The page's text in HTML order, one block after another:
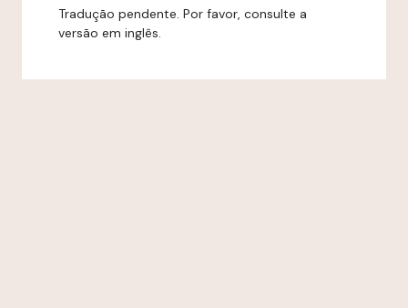
Tradução pendente. Por favor, consulte a
versão em inglês.